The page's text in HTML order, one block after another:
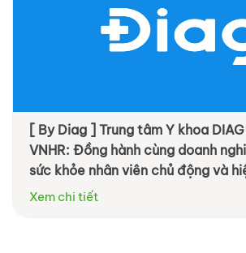
[ By Diag ] Trung tâm Y khoa
VNHR: Đồng hành cùng doanh
sức khỏe nhân viên chủ động và
Xem chi tiết